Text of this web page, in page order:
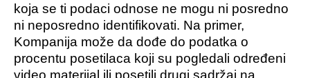
koja se ti podaci odnose ne mogu ni posredno
ni neposredno identifikovati. Na primer,
Kompanija može da dođe do podatka o
procentu posetilaca koji su pogledali određeni
video materijal ili posetili drugi sadržaj na